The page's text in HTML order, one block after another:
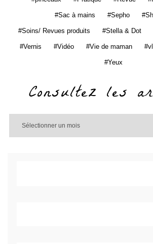
Sac à mains Sepho
Soins/ Revues produits Stella & Dot
Vernis Vidéo Vie de maman
Yeux
Consultez les